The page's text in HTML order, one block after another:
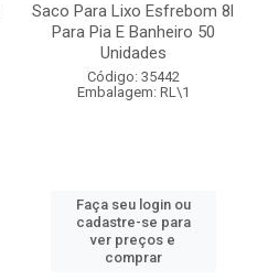
Saco Para Lixo Esfrebom 8l
Para Pia E Banheiro 50
Unidades
Código: 35442
Embalagem: RL\1
Faça seu login ou
cadastre-se para
ver preços e
comprar